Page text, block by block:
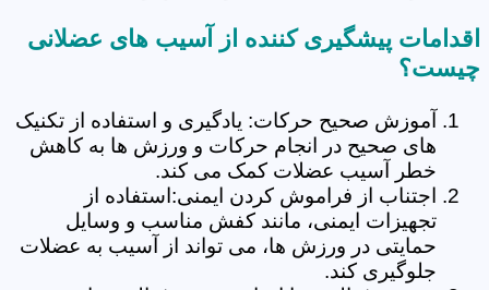
اقدامات پیشگیری کننده از آسیب های عضلانی
چیست؟
آموزش صحیح حرکات: یادگیری و استفاده از تکنیک
های صحیح در انجام حرکات و ورزش ها به کاهش
خطر آسیب عضلات کمک می کند.
اجتناب از فراموش کردن ایمنی:استفاده از
تجهیزات ایمنی، مانند کفش مناسب و وسایل
حمایتی در ورزش ها، می تواند از آسیب به عضلات
جلوگیری کند.